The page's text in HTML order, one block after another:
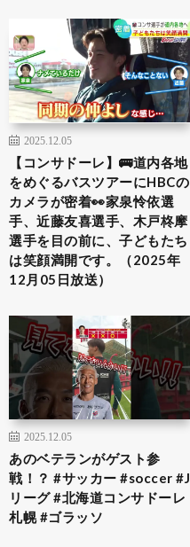
2025.12.05
【コンサドーレ】🚌道内各地
をめぐるバスツアーにHBCの
カメラが密着👀家泉怜依選
手、近藤友喜選手、木戸柊摩
選手を目の前に、子どもたち
は笑顔満開です。（2025年
12月05日放送）
2025.12.05
あのベテランがゲスト参
戦！？ #サッカー #soccer #J
リーグ #北海道コンサドーレ
札幌 #ゴラッソ